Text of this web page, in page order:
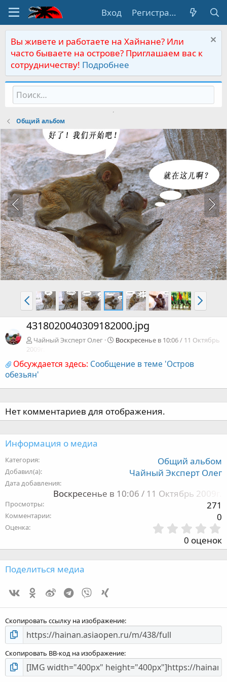
Вход Регистрация
Вы живете и работаете на Хайнане? Или
часто бываете на острове? Приглашаем вас к
сотрудничеству! Подробнее
Общий альбом
4318020040309182000.jpg
Чайный Эксперт Олег
Воскресенье в 10:06 / 11 Октябрь
2009г.
Обсуждается здесь: Сообщение в теме 'Остров
обезьян'
Нет комментариев для отображения.
Информация о медиа
Категория Общий альбом
Добавил(а) Чайный Эксперт Олег
Дата добавления
Воскресенье в 10:06 / 11 Октябрь 2009г.
Просмотры 271
Комментарии 0
Оценка
,
0
0
д
0 оценок
Поделиться медиа
Vk
Ok WeiboTelegram
Viber
Скопировать ссылку на изображение
Скопировать BB-код на изображение